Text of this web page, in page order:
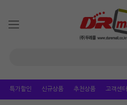
특가할인 신규상품 추천상품 고객센터